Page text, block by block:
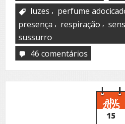
luzes , perfume
presença , respiração ,
sussurro
46 comentários
onde?
abr
2025
15